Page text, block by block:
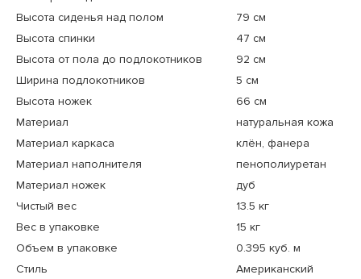
Высота сиденья над полом
79 см
Высота спинки
47 см
Высота от пола до подлокотников
92 см
Ширина подлокотников
5 см
Высота ножек
66 см
Материал
натуральная кожа
Материал каркаса
клён, фанера
Материал наполнителя
пенополиуретан
Материал ножек
дуб
Чистый вес
13.5 кг
Вес в упаковке
15 кг
Объем в упаковке
0.395 куб. м
Стиль
Американский